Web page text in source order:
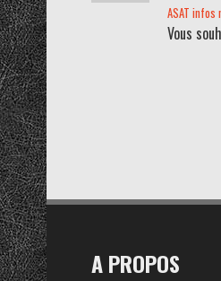
ASAT
Vous
A PROPOS